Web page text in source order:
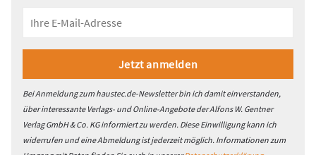
Bei Anmeldung zum haustec.de-Newsletter bin ich damit einverstanden,
über interessante Verlags- und Online-Angebote der Alfons W. Gentner
Verlag GmbH & Co. KG informiert zu werden. Diese Einwilligung kann ich
widerrufen und eine Abmeldung ist jederzeit möglich. Informationen zum